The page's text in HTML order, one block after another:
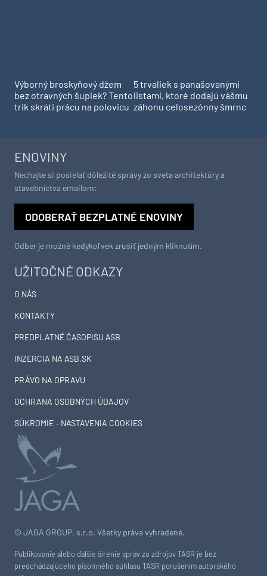
Výborný broskyňový džem
bez otravných šupiek? Tento
trik skráti prácu na polovicu
5 trvaliek s panašovanými
listami, ktoré dodajú vášmu
záhonu celosezónny šmrnc
© JAGA GROUP, s.r.o. Všetky práva vyhradené.
Publikovanie alebo ďalšie šírenie správ zo zdrojov TASR je bez
predchádzajúceho písomného súhlasu TASR porušením autorského
UŽITOČNÉ ODKAZY
O NÁS
KONTAKTY
PREDPLATNÉ ČASOPISU ASB
INZERCIA NA ASB.SK
PRÁVO NA OPRAVU
OCHRANA OSOBNÝCH ÚDAJOV
SÚKROMIE – NASTAVENIA COOKIES
ENOVINY
Nechajte si posielať dôležité správy zo sveta architektúry a
stavebníctva emailom:
ODOBERAŤ BEZPLATNÉ ENOVINY
Odber je možné kedykoľvek zrušiť jedným kliknutím.